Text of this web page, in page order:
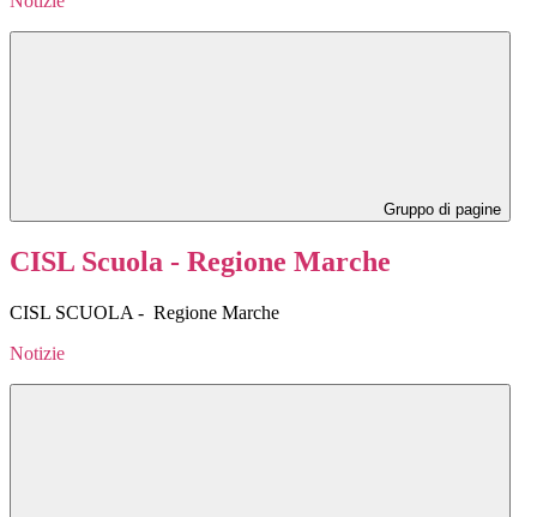
Gruppo di pagine
CISL Scuola - Regione Marche
CISL SCUOLA - Regione Marche
Notizie